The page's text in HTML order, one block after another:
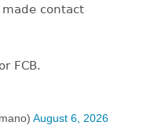
contact
FCB.
August 6, 2026